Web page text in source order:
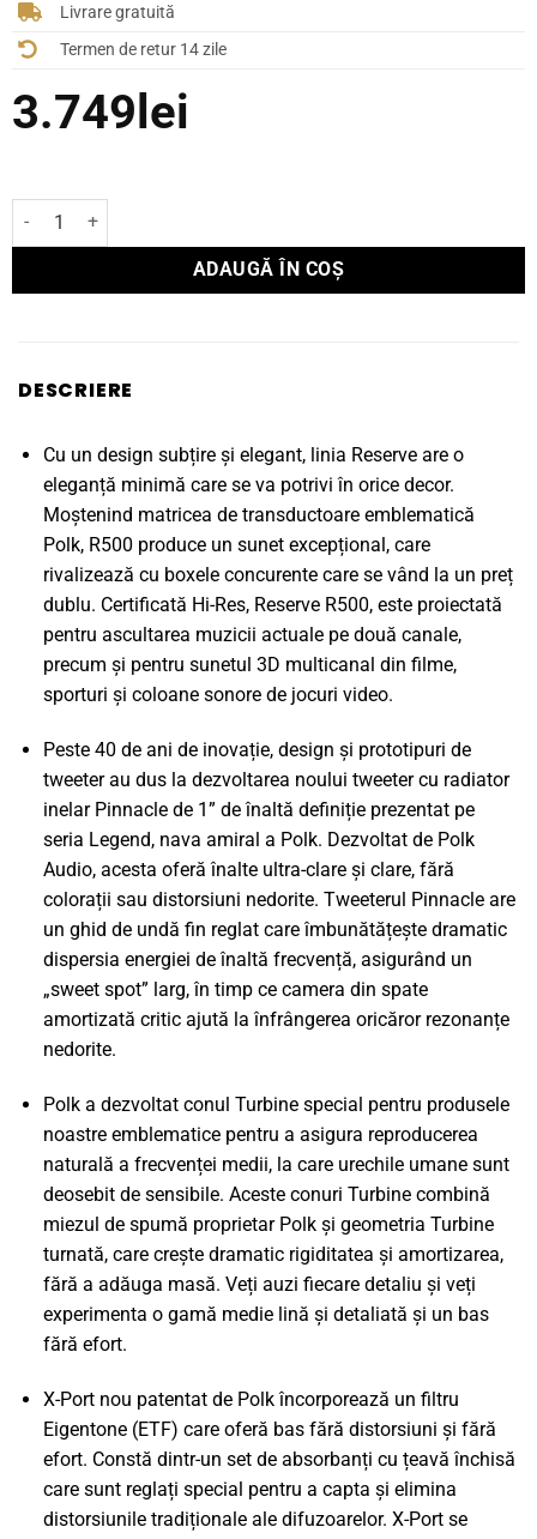
Livrare gratuită
Termen de retur 14 zile
3.749lei
Cantitate Boxă Polk Audio de podea RESERVE R500
ADAUGĂ ÎN COȘ
DESCRIERE
Cu un design subțire și elegant, linia Reserve are o
eleganță minimă care se va potrivi în orice decor.
Moștenind matricea de transductoare emblematică
Polk, R500 produce un sunet excepțional, care
rivalizează cu boxele concurente care se vând la un preț
dublu. Certificată Hi-Res, Reserve R500, este proiectată
pentru ascultarea muzicii actuale pe două canale,
precum și pentru sunetul 3D multicanal din filme,
sporturi și coloane sonore de jocuri video.
Peste 40 de ani de inovație, design și prototipuri de
tweeter au dus la dezvoltarea noului tweeter cu radiator
inelar Pinnacle de 1” de înaltă definiție prezentat pe
seria Legend, nava amiral a Polk. Dezvoltat de Polk
Audio, acesta oferă înalte ultra-clare și clare, fără
colorații sau distorsiuni nedorite. Tweeterul Pinnacle are
un ghid de undă fin reglat care îmbunătățește dramatic
dispersia energiei de înaltă frecvență, asigurând un
„sweet spot” larg, în timp ce camera din spate
amortizată critic ajută la înfrângerea oricăror rezonanțe
nedorite.
Polk a dezvoltat conul Turbine special pentru produsele
noastre emblematice pentru a asigura reproducerea
naturală a frecvenței medii, la care urechile umane sunt
deosebit de sensibile. Aceste conuri Turbine combină
miezul de spumă proprietar Polk și geometria Turbine
turnată, care crește dramatic rigiditatea și amortizarea,
fără a adăuga masă. Veți auzi fiecare detaliu și veți
experimenta o gamă medie lină și detaliată și un bas
fără efort.
X-Port nou patentat de Polk încorporează un filtru
Eigentone (ETF) care oferă bas fără distorsiuni și fără
efort. Constă dintr-un set de absorbanți cu țeavă închisă
care sunt reglați special pentru a capta și elimina
distorsiunile tradiționale ale difuzoarelor. X-Port se